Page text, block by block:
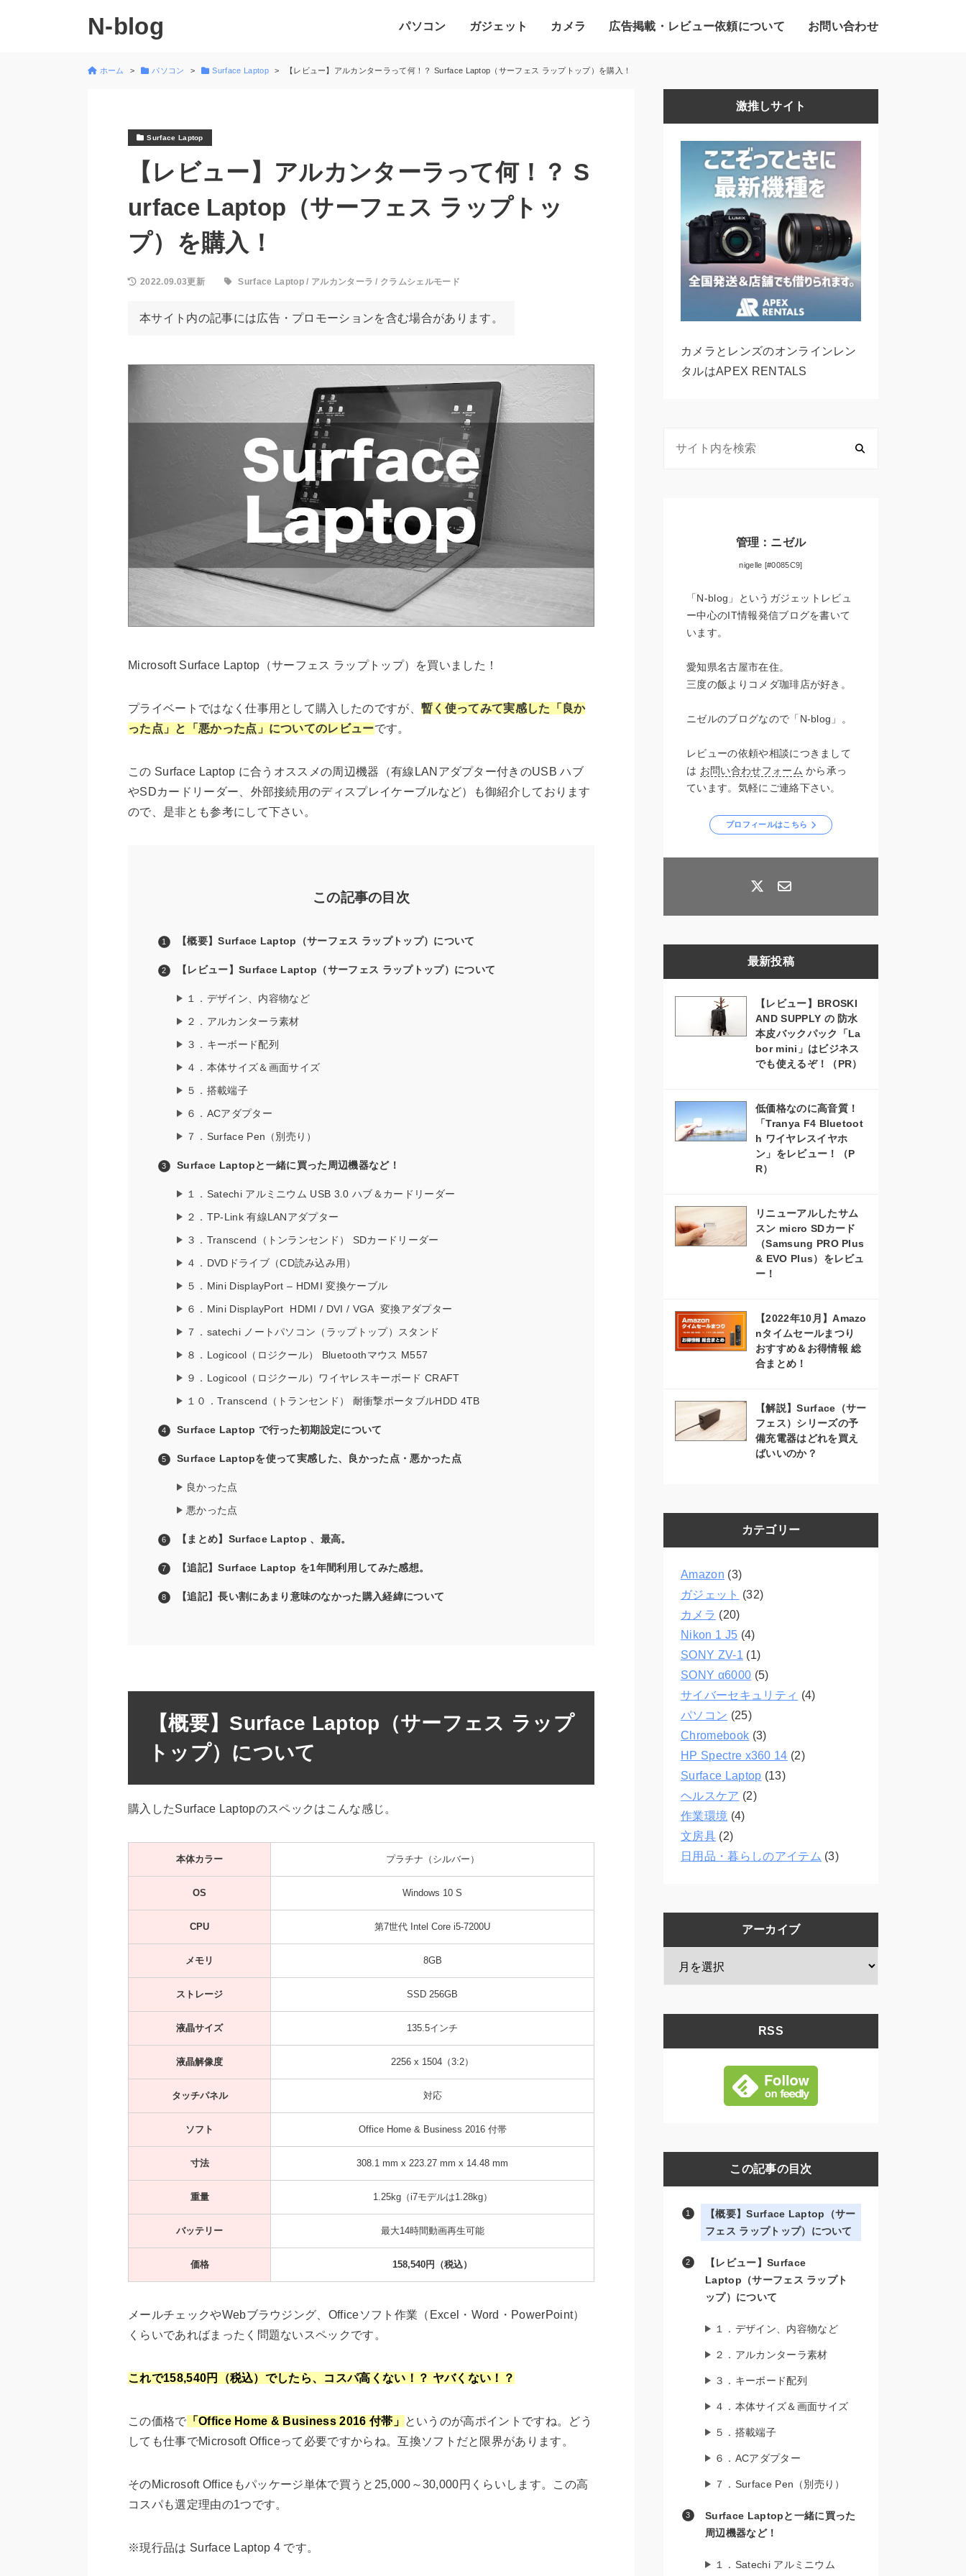
N-blog パソコン ガジェット カメラ 広告掲載・レビュー依頼について お問い合わせ
ホーム パソコン Surface Laptop 【レビュー】アルカンターラって何！？ Surface Laptop（サーフェス ラップトップ）を購入！
Surface Laptop
【レビュー】アルカンターラって何！？ S
urface Laptop（サーフェス ラップトッ
プ）を購入！
2022.09.03更新 Surface Laptop/ アルカンターラ / クラムシェルモード
本サイト内の記事には広告・プロモーションを含む場合があります。
Microsoft Surface Laptop（サーフェス ラップトップ）を買いました！
プライベートではなく仕事用として購入したのですが、 暫く使ってみて実感した「良か
った点」と「悪かった点」についてのレビューです。
この Surface Laptop に合うオススメの周辺機器（有線LANアダプター付きのUSB ハブ
やSDカードリーダー、外部接続用のディスプレイケーブルなど）も御紹介しております
ので、是非とも参考にして下さい。
この記事の目次
【概要】Surface Laptop（サーフェス ラップトップ）について
【レビュー】Surface Laptop（サーフェス ラップトップ）について
１．デザイン、内容物など
２．アルカンターラ素材
３．キーボード配列
４．本体サイズ＆画面サイズ
５．搭載端子
６．ACアダプター
７．Surface Pen（別売り）
Surface Laptopと一緒に買った周辺機器など！
１．Satechi アルミニウム USB 3.0 ハブ＆カードリーダー
２．TP-Link 有線LANアダプター
３．Transcend（トンランセンド） SDカードリーダー
４．DVDドライブ（CD読み込み用）
５．Mini DisplayPort – HDMI 変換ケーブル
６．Mini DisplayPort HDMI / DVI / VGA 変換アダプター
７．satechi ノートパソコン（ラップトップ）スタンド
８．Logicool（ロジクール） Bluetoothマウス M557
９．Logicool（ロジクール）ワイヤレスキーボード CRAFT
１０．Transcend（トランセンド） 耐衝撃ポータブルHDD 4TB
Surface Laptop で行った初期設定について
Surface Laptopを使って実感した、良かった点・悪かった点
良かった点
悪かった点
【まとめ】Surface Laptop 、最高。
【追記】Surface Laptop を1年間利用してみた感想。
【追記】長い割にあまり意味のなかった購入経緯について
【概要】Surface Laptop（サーフェス ラップ
トップ）について
購入したSurface Laptopのスペックはこんな感じ。
本体カラー プラチナ（シルバー）
OS Windows 10 S
CPU 第7世代 Intel Core i5-7200U
メモリ 8GB
ストレージ SSD 256GB
液晶サイズ 135.5インチ
液晶解像度 2256 x 1504（3:2）
タッチパネル 対応
ソフト Office Home & Business 2016 付帯
寸法 308.1 mm x 223.27 mm x 14.48 mm
重量 1.25kg（i7モデルは1.28kg）
バッテリー 最大14時間動画再生可能
価格 158,540円（税込）
メールチェックやWebブラウジング、Officeソフト作業（Excel・Word・PowerPoint）
くらいであればまったく問題ないスペックです。
これで158,540円（税込）でしたら、コスパ高くない！？ ヤバくない！？
この価格で 「Office Home & Business 2016 付帯」 というのが高ポイントですね。どう
しても仕事でMicrosoft Officeって必要ですからね。互換ソフトだと限界があります。
そのMicrosoft Officeもパッケージ単体で買うと25,000～30,000円くらいします。この高
コスパも選定理由の1つです。
※現行品は Surface Laptop 4 です。
激推しサイト
カメラとレンズのオンラインレン
タルはAPEX RENTALS
管理：ニゼル
nigelle [#0085C9]
「N-blog」というガジェットレビュ
ー中心のIT情報発信ブログを書いて
います。
愛知県名古屋市在住。
三度の飯よりコメダ珈琲店が好き。
ニゼルのブログなので「N-blog」。
レビューの依頼や相談につきまして
は お問い合わせフォーム から承っ
ています。気軽にご連絡下さい。
プロフィールはこちら
最新投稿
【レビュー】BROSKI
AND SUPPLY の 防水
本皮バックパック「La
bor mini」はビジネス
でも使えるぞ！（PR）
低価格なのに高音質！
「Tranya F4 Bluetoot
h ワイヤレスイヤホ
ン」をレビュー！（P
R）
リニューアルしたサム
スン micro SDカード
（Samsung PRO Plus
& EVO Plus）をレビュ
ー！
【2022年10月】Amazo
nタイムセールまつり
おすすめ＆お得情報 総
合まとめ！
【解説】Surface（サー
フェス）シリーズの予
備充電器はどれを買え
ばいいのか？
カテゴリー
Amazon (3)
ガジェット (32)
カメラ (20)
Nikon 1 J5 (4)
SONY ZV-1 (1)
SONY α6000 (5)
サイバーセキュリティ (4)
パソコン (25)
Chromebook (3)
HP Spectre x360 14 (2)
Surface Laptop (13)
ヘルスケア (2)
作業環境 (4)
文房具(2)
日用品・暮らしのアイテム (3)
アーカイブ
RSS
この記事の目次
【概要】Surface Laptop（サー
フェス ラップトップ）について
【レビュー】Surface
Laptop（サーフェス ラップト
ップ）について
１．デザイン、内容物など
２．アルカンターラ素材
３．キーボード配列
４．本体サイズ＆画面サイズ
５．搭載端子
６．ACアダプター
７．Surface Pen（別売り）
Surface Laptopと一緒に買った
周辺機器など！
１．Satechi アルミニウム